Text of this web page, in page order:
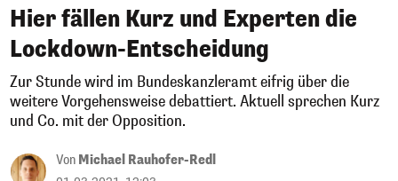
Hier fällen Kurz und Experten die
Lockdown-Entscheidung
Zur Stunde wird im Bundeskanzleramt eifrig über die
weitere Vorgehensweise debattiert. Aktuell sprechen Kurz
und Co. mit der Opposition.
Von Michael Rauhofer-Redl